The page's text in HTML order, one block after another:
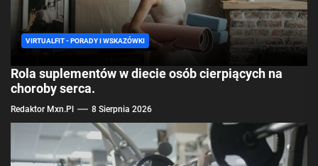
VIRTUALFIT - PORADY I WSKAZÓWKI
Rola suplementów w diecie osób cierpiących na
choroby serca.
Redaktor Mxn.pl 8 Sierpnia 2026